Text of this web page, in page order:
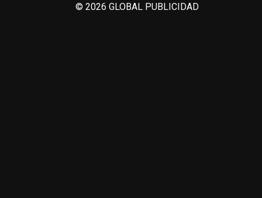
© 2026 GLOBAL PUBLICIDAD